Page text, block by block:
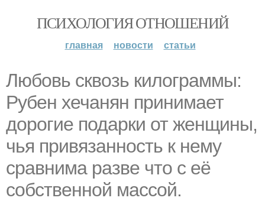
ПСИХОЛОГИЯ ОТНОШЕНИЙ
главная новости статьи
Любовь сквозь килограммы:
Рубен хечанян принимает
дорогие подарки от женщины,
чья привязанность к нему
сравнима разве что с её
собственной массой.